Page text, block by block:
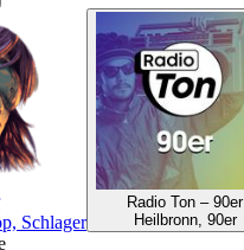
Schlager
Radio Ton – 90er
Heilbronn, 90er